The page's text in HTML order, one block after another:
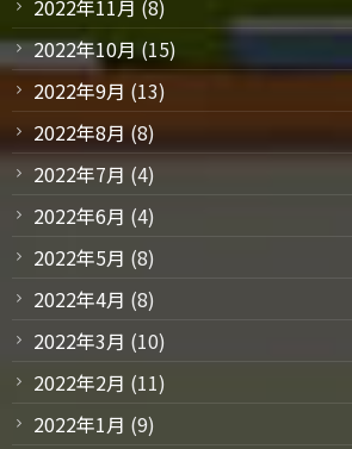
2022年11月 (8)
2022年10月 (15)
2022年9月 (13)
2022年8月 (8)
2022年7月 (4)
2022年6月 (4)
2022年5月 (8)
2022年4月 (8)
2022年3月 (10)
2022年2月 (11)
2022年1月 (9)